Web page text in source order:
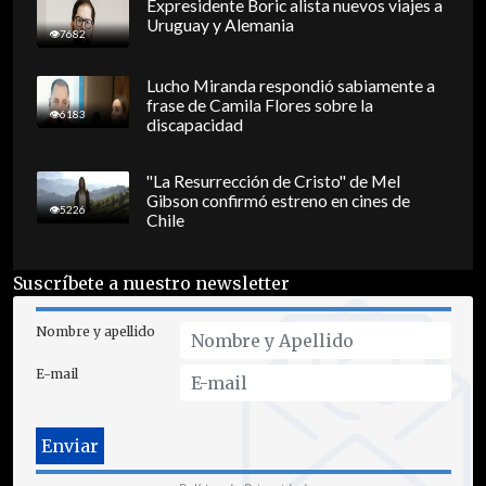
7682
Expresidente Boric alista nuevos viajes a
Uruguay y Alemania
6183
Lucho Miranda respondió sabiamente a
frase de Camila Flores sobre la
discapacidad
5226
"La Resurrección de Cristo" de Mel
Gibson confirmó estreno en cines de
Chile
Suscríbete a nuestro newsletter
Nombre y apellido
E-mail